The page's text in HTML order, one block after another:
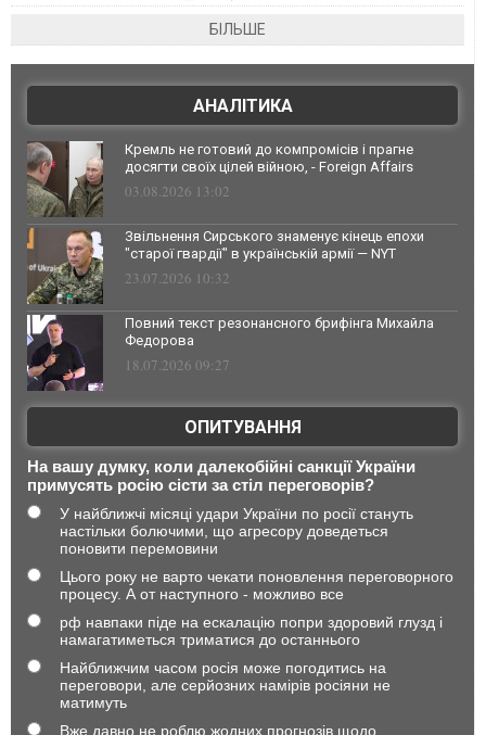
БІЛЬШЕ
АНАЛІТИКА
Кремль не готовий до компромісів і прагне
досягти своїх цілей війною, - Foreign Affairs
03.08.2026 13:02
Звільнення Сирського знаменує кінець епохи
"старої гвардії" в українській армії — NYT
23.07.2026 10:32
Повний текст резонансного брифінга Михайла
Федорова
18.07.2026 09:27
ОПИТУВАННЯ
На вашу думку, коли далекобійні санкції України
примусять росію сісти за стіл переговорів?
У найближчі місяці удари України по росії стануть
настільки болючими, що агресору доведеться
поновити перемовини
Цього року не варто чекати поновлення переговорного
процесу. А от наступного - можливо все
рф навпаки піде на ескалацію попри здоровий глузд і
намагатиметься триматися до останнього
Найближчим часом росія може погодитись на
переговори, але серйозних намірів росіяни не
матимуть
Вже давно не роблю жодних прогнозів щодо